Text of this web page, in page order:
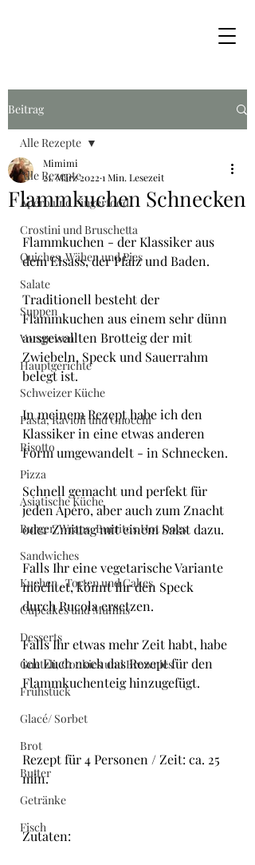
Beitrag
Alle Rezepte
Apéro und Fingerfood
Crostini und Bruschetta
Quiches, Wähen und Pies
Salate
Suppen
Vorspeisen
Hauptgerichte
Schweizer Küche
Pasta, Ravioli und Gnocchi
Risotto
Pizza
Asiatische Küche
Burger, Wraps, Burritos,Hot Dogs
Sandwiches
Kuchen , Torten und Cakes
Cupcakes und Muffins
Desserts
Guetzli, Cookies und Brownies
Frühstück
Glacé/ Sorbet
Brot
Butter
Getränke
Fisch
Alle Rezepte
Flammkuchen Schnecken
Mimimi
21. März 2022 1 Min. Lesezeit
Flammkuchen - der Klassiker aus
dem Elsass, der Pfalz und Baden.
Traditionell besteht der
Flammkuchen aus einem sehr dünn
ausgewallten Brotteig der mit
Zwiebeln, Speck und Sauerrahm
belegt ist.
In meinem Rezept habe ich den
Klassiker in eine etwas anderen
Form umgewandelt - in Schnecken.
Schnell gemacht und perfekt für
jeden Apéro, aber auch zum Znacht
oder Zmittag mit einem Salat dazu.
Falls Ihr eine vegetarische Variante
möchtet, könnt Ihr den Speck
durch Rucola ersetzen.
Falls Ihr etwas mehr Zeit habt, habe
ich Euch noch das Rezept für den
Flammkuchenteig hinzugefügt.
Rezept für 4 Personen / Zeit: ca. 25
min.
Zutaten: